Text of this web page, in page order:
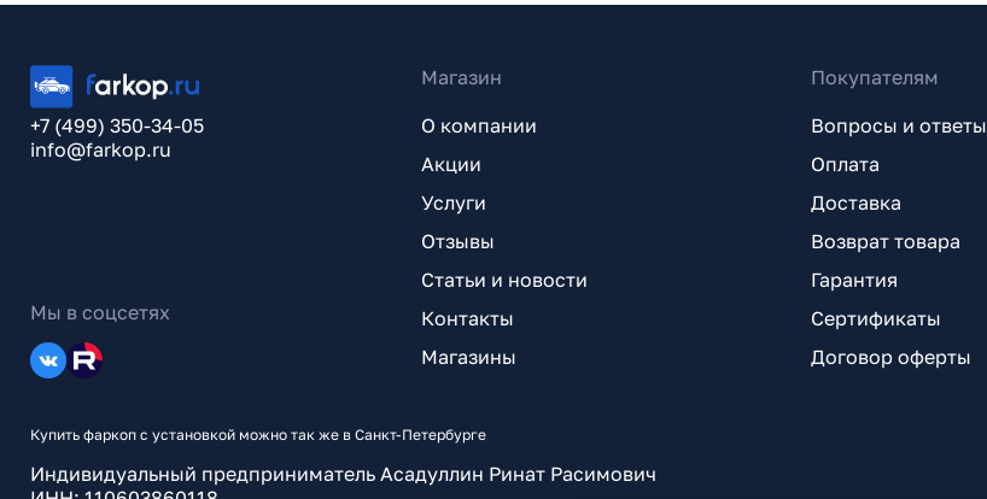
+7 (499) 350-34-05
info@farkop.ru
Мы в соцсетях
Магазин
О компании
Акции
Услуги
Отзывы
Статьи и новости
Контакты
Магазины
Покупателям
Вопросы и ответы
Оплата
Доставка
Возврат товара
Гарантия
Сертификаты
Договор оферты
Купить фаркоп с установкой можно так же в Санкт-Петербурге
Индивидуальный предприниматель Асадуллин Ринат Расимович